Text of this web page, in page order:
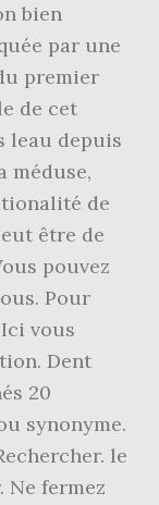
bien
par une
premier
de cet
leau depuis
méduse,
de
être de
pouvez
Pour
vous
Dent
20
synonyme.
le
Ne fermez